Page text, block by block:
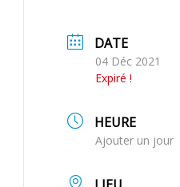
DATE
04 Déc 2021
Expiré !
HEURE
Ajouter un jour